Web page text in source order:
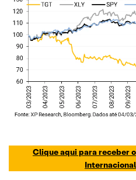
Clique aqui para receber